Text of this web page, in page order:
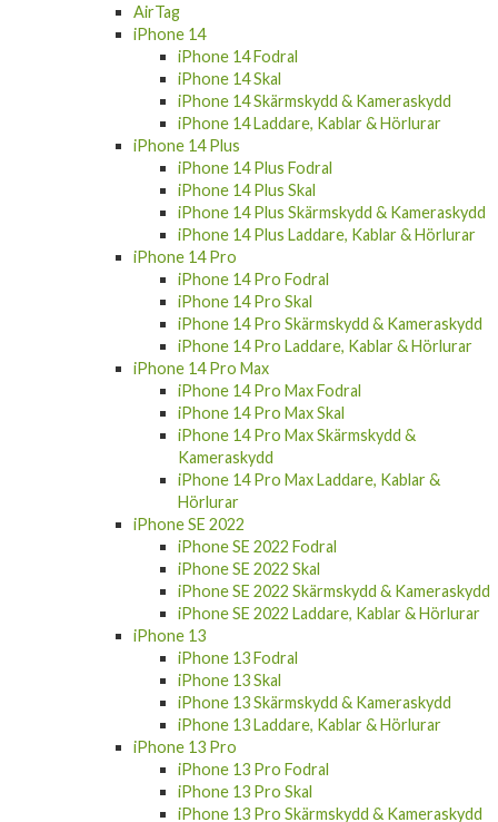
AirTag
iPhone 14
iPhone 14 Fodral
iPhone 14 Skal
iPhone 14 Skärmskydd & Kameraskydd
iPhone 14 Laddare, Kablar & Hörlurar
iPhone 14 Plus
iPhone 14 Plus Fodral
iPhone 14 Plus Skal
iPhone 14 Plus Skärmskydd & Kameraskydd
iPhone 14 Plus Laddare, Kablar & Hörlurar
iPhone 14 Pro
iPhone 14 Pro Fodral
iPhone 14 Pro Skal
iPhone 14 Pro Skärmskydd & Kameraskydd
iPhone 14 Pro Laddare, Kablar & Hörlurar
iPhone 14 Pro Max
iPhone 14 Pro Max Fodral
iPhone 14 Pro Max Skal
iPhone 14 Pro Max Skärmskydd &
Kameraskydd
iPhone 14 Pro Max Laddare, Kablar &
Hörlurar
iPhone SE 2022
iPhone SE 2022 Fodral
iPhone SE 2022 Skal
iPhone SE 2022 Skärmskydd & Kameraskydd
iPhone SE 2022 Laddare, Kablar & Hörlurar
iPhone 13
iPhone 13 Fodral
iPhone 13 Skal
iPhone 13 Skärmskydd & Kameraskydd
iPhone 13 Laddare, Kablar & Hörlurar
iPhone 13 Pro
iPhone 13 Pro Fodral
iPhone 13 Pro Skal
iPhone 13 Pro Skärmskydd & Kameraskydd